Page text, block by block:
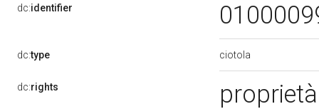
dc:identifier
dc:type ciotola
dc:rights